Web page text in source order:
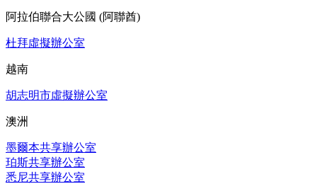
阿拉伯聯合大公國 (阿聯酋)
杜拜虛擬辦公室
越南
胡志明市虛擬辦公室
澳洲
墨爾本共享辦公室
珀斯共享辦公室
悉尼共享辦公室